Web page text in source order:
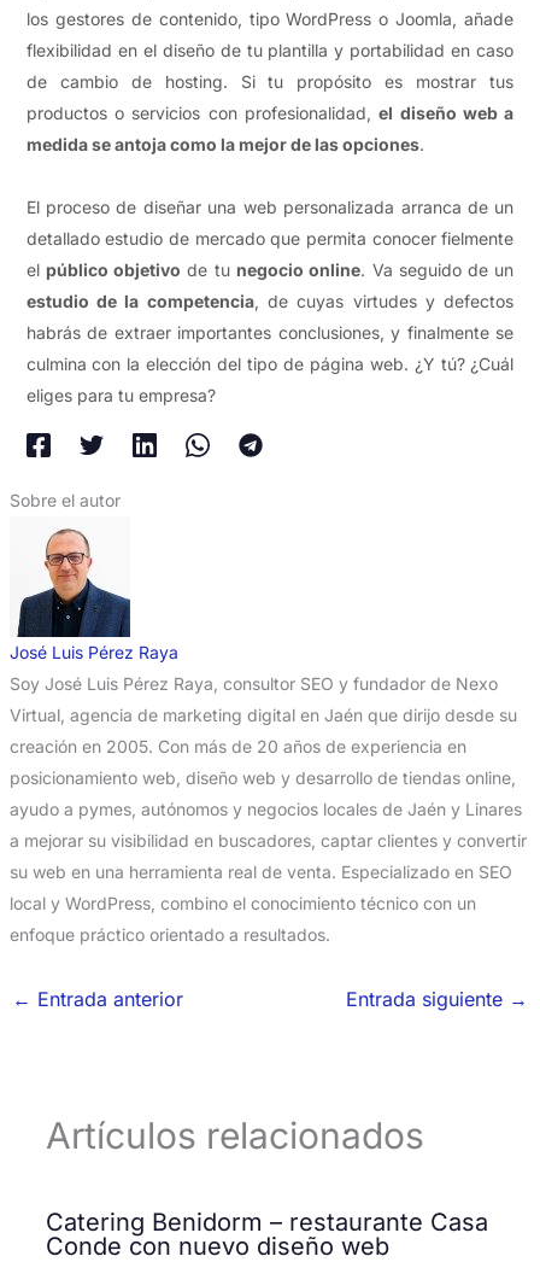
los gestores de contenido, tipo WordPress o Joomla, añade
flexibilidad en el diseño de tu plantilla y portabilidad en caso
de cambio de hosting. Si tu propósito es mostrar tus
productos o servicios con profesionalidad,el diseño web a
medida se antoja como la mejor de las opciones.
El proceso de diseñar una web personalizada arranca de un
detallado estudio de mercado que permita conocer fielmente
el público objetivo de tu negocio online. Va seguido de un
estudio de la competencia, de cuyas virtudes y defectos
habrás de extraer importantes conclusiones, y finalmente se
culmina con la elección del tipo de página web. ¿Y tú? ¿Cuál
eliges para tu empresa?
Sobre el autor
José Luis Pérez Raya
Soy José Luis Pérez Raya, consultor SEO y fundador de Nexo
Virtual, agencia de marketing digital en Jaén que dirijo desde su
creación en 2005. Con más de 20 años de experiencia en
posicionamiento web, diseño web y desarrollo de tiendas online,
ayudo a pymes, autónomos y negocios locales de Jaén y Linares
a mejorar su visibilidad en buscadores, captar clientes y convertir
su web en una herramienta real de venta. Especializado en SEO
local y WordPress, combino el conocimiento técnico con un
enfoque práctico orientado a resultados.
← Entrada anterior Entrada siguiente →
Artículos relacionados
Catering Benidorm – restaurante Casa
Conde con nuevo diseño web